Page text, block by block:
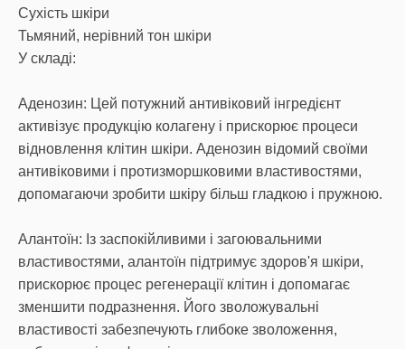
Сухість шкіри
Тьмяний, нерівний тон шкіри
У складі:
Аденозин: Цей потужний антивіковий інгредієнт
активізує продукцію колагену і прискорює процеси
відновлення клітин шкіри. Аденозин відомий своїми
антивіковими і протизморшковими властивостями,
допомагаючи зробити шкіру більш гладкою і пружною.
Алантоїн: Із заспокійливими і загоювальними
властивостями, алантоїн підтримує здоров'я шкіри,
прискорює процес регенерації клітин і допомагає
зменшити подразнення. Його зволожувальні
властивості забезпечують глибоке зволоження,